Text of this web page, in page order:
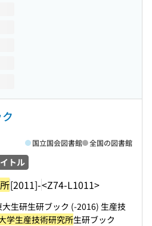
トル
[2011]-<Z74-L1011>
国立国会図書館 全国の図書館
大生研生研ブック (-2016) 生産技
学生産技術研究所生研ブック